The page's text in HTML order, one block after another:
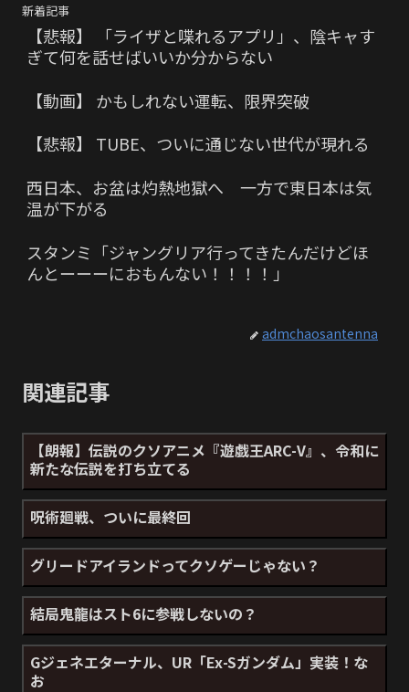
新着記事
【悲報】 「ライザと喋れるアプリ」、陰キャす
ぎて何を話せばいいか分からない
【動画】 かもしれない運転、限界突破
【悲報】 TUBE、ついに通じない世代が現れる
西日本、お盆は灼熱地獄へ 一方で東日本は気
温が下がる
スタンミ「ジャングリア行ってきたんだけどほ
んとーーーにおもんない！！！！」
admchaosantenna
関連記事
【朗報】伝説のクソアニメ『遊戯王ARC-V』、令和に
新たな伝説を打ち立てる
呪術廻戦、ついに最終回
グリードアイランドってクソゲーじゃない？
結局鬼龍はスト6に参戦しないの？
Gジェネエターナル、UR「Ex-Sガンダム」実装！な
お